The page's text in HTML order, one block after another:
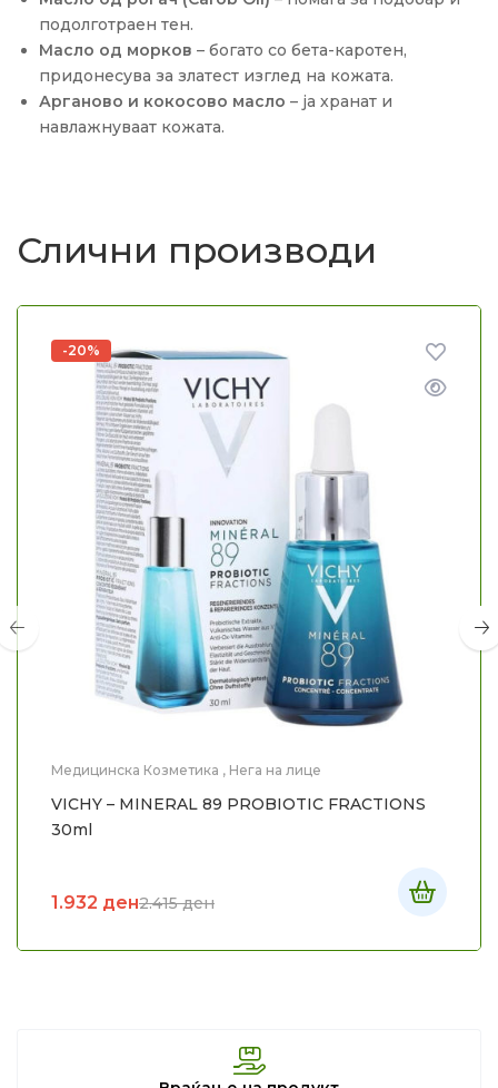
подолготраен тен.
Масло од морков – богато со бета-каротен,
придонесува за златест изглед на кожата.
Арганово и кокосово масло – ја хранат и
навлажнуваат кожата.
Слични производи
-20%
Медицинска Козметика , Нега на лице
VICHY – MINERAL 89 PROBIOTIC FRACTIONS
30ml
2.415ден
1.932 ден